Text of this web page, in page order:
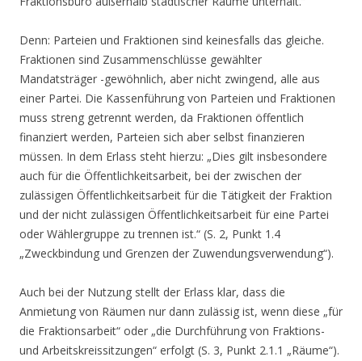
Denn: Parteien und Fraktionen sind keinesfalls das gleiche.
Fraktionen sind Zusammenschlüsse gewählter
Mandatsträger -gewöhnlich, aber nicht zwingend, alle aus
einer Partei. Die Kassenführung von Parteien und Fraktionen
muss streng getrennt werden, da Fraktionen öffentlich
finanziert werden, Parteien sich aber selbst finanzieren
müssen. In dem Erlass steht hierzu: „Dies gilt insbesondere
auch für die Öffentlichkeitsarbeit, bei der zwischen der
zulässigen Öffentlichkeitsarbeit für die Tätigkeit der Fraktion
und der nicht zulässigen Öffentlichkeitsarbeit für eine Partei
oder Wählergruppe zu trennen ist.“ (S. 2, Punkt 1.4
„Zweckbindung und Grenzen der Zuwendungsverwendung“).
Auch bei der Nutzung stellt der Erlass klar, dass die
Anmietung von Räumen nur dann zulässig ist, wenn diese „für
die Fraktionsarbeit“ oder „die Durchführung von Fraktions-
und Arbeitskreissitzungen“ erfolgt (S. 3, Punkt 2.1.1 „Räume“).